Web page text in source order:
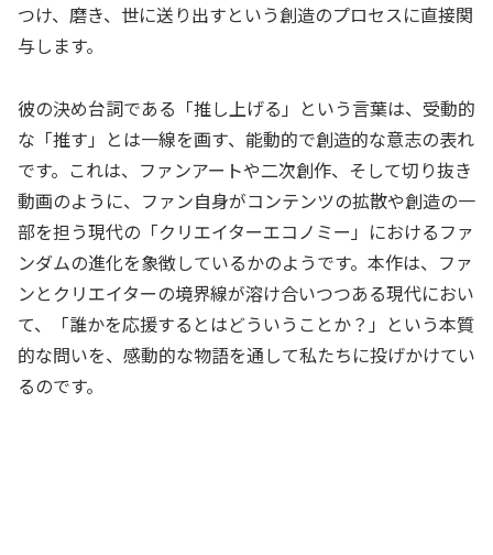
つけ、磨き、世に送り出すという創造のプロセスに直接関
与します。
彼の決め台詞である「推し上げる」という言葉は、受動的
な「推す」とは一線を画す、能動的で創造的な意志の表れ
です。これは、ファンアートや二次創作、そして切り抜き
動画のように、ファン自身がコンテンツの拡散や創造の一
部を担う現代の「クリエイターエコノミー」におけるファ
ンダムの進化を象徴しているかのようです。本作は、ファ
ンとクリエイターの境界線が溶け合いつつある現代におい
て、「誰かを応援するとはどういうことか？」という本質
的な問いを、感動的な物語を通して私たちに投げかけてい
るのです。